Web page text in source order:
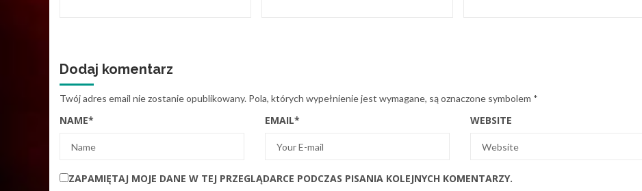
Dodaj komentarz
Twój adres email nie zostanie opublikowany. Pola, których wypełnienie jest wymagane, są oznaczone symbolem *
NAME* EMAIL* WEBSITE
ZAPAMIĘTAJ MOJE DANE W TEJ PRZEGLĄDARCE PODCZAS PISANIA KOLEJNYCH KOMENTARZY.